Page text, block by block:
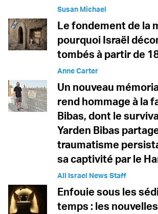
Susan Michael
Le fondement de la
pourquoi Israël
tombés à partir de
Anne Carter
Un nouveau
rend hommage à la
Bibas, dont le
Yarden Bibas
traumatisme
sa captivité par le
All Israel News Staff
Enfouie sous les
temps : les nouvelles